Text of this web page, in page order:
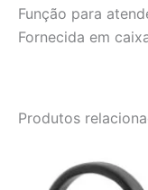
Função para
Fornecida em
Produtos